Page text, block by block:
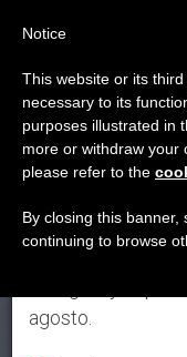
ETIQUETA
ÚLTIMAS
Aviso
Del 27 de julio
anual,
se generan
agosto.
Notice
This website or its
necessary to its
purposes illustrated in
more or withdraw your
please refer to the
By closing this
continuing to browse